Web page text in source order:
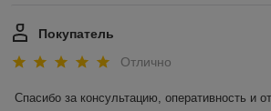
Покупатель
Отлично
Спасибо за консультацию, оперативность и